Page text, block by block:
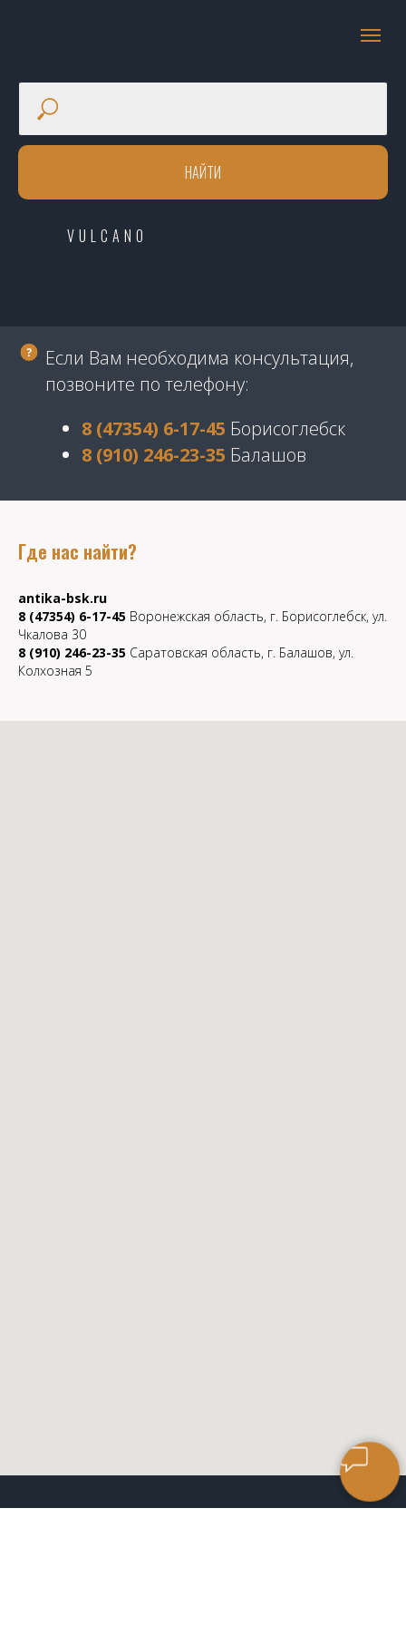
НАЙТИ
VULCANO
Если Вам необходима консультация,
позвоните по телефону:
8 (47354) 6-17-45 Борисоглебск
8 (910) 246-23-35 Балашов
Где нас найти?
antika-bsk.ru
8 (47354) 6-17-45 Воронежская область, г. Борисоглебск, ул.
Чкалова 30
8 (910) 246-23-35 Саратовская область, г. Балашов, ул.
Колхозная 5